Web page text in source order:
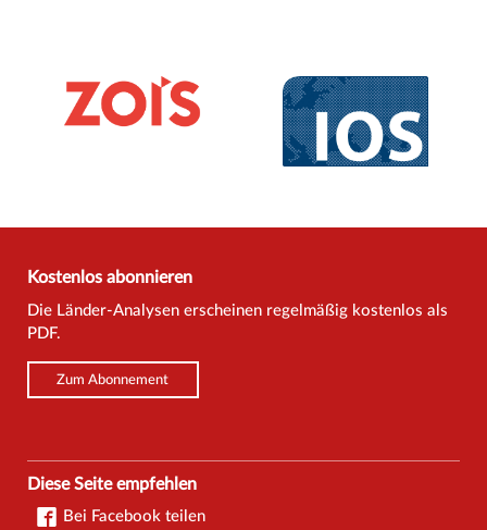
Kostenlos abonnieren
Die Länder-Analysen erscheinen regelmäßig kostenlos als
PDF.
Zum Abonnement
Diese Seite empfehlen
Bei Facebook teilen